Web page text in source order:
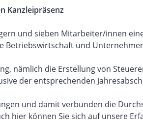
Kanzleipräsenz
und sieben Mitarbeiter/innen
Betriebswirtschaft und
nämlich die Erstellung von
der entsprechenden
und damit verbunden die
hier können Sie sich auf unsere